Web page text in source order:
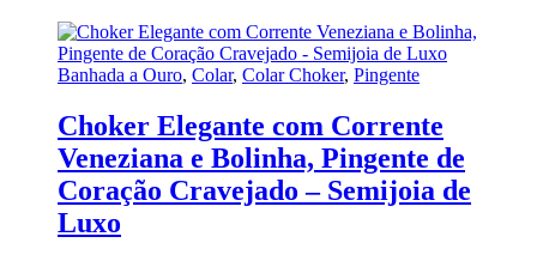
Banhada a Ouro, Colar, Colar Choker, Pingente
Choker Elegante com Corrente
Veneziana e Bolinha, Pingente de
Coração Cravejado – Semijoia de
Luxo